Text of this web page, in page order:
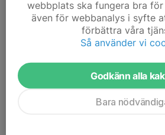
bjuder vi på pepparkaka, vi startar igen7
Vi har fortfarande 2pass kvar att fylla
uppskattar verkligen om några fler kan...
Arbetspass i samband
SM, 3-6 januari
webbplats ska fungera bra
även för webbanalys i syfte
förbättra våra
Så använder vi
Godkänn alla
Bara